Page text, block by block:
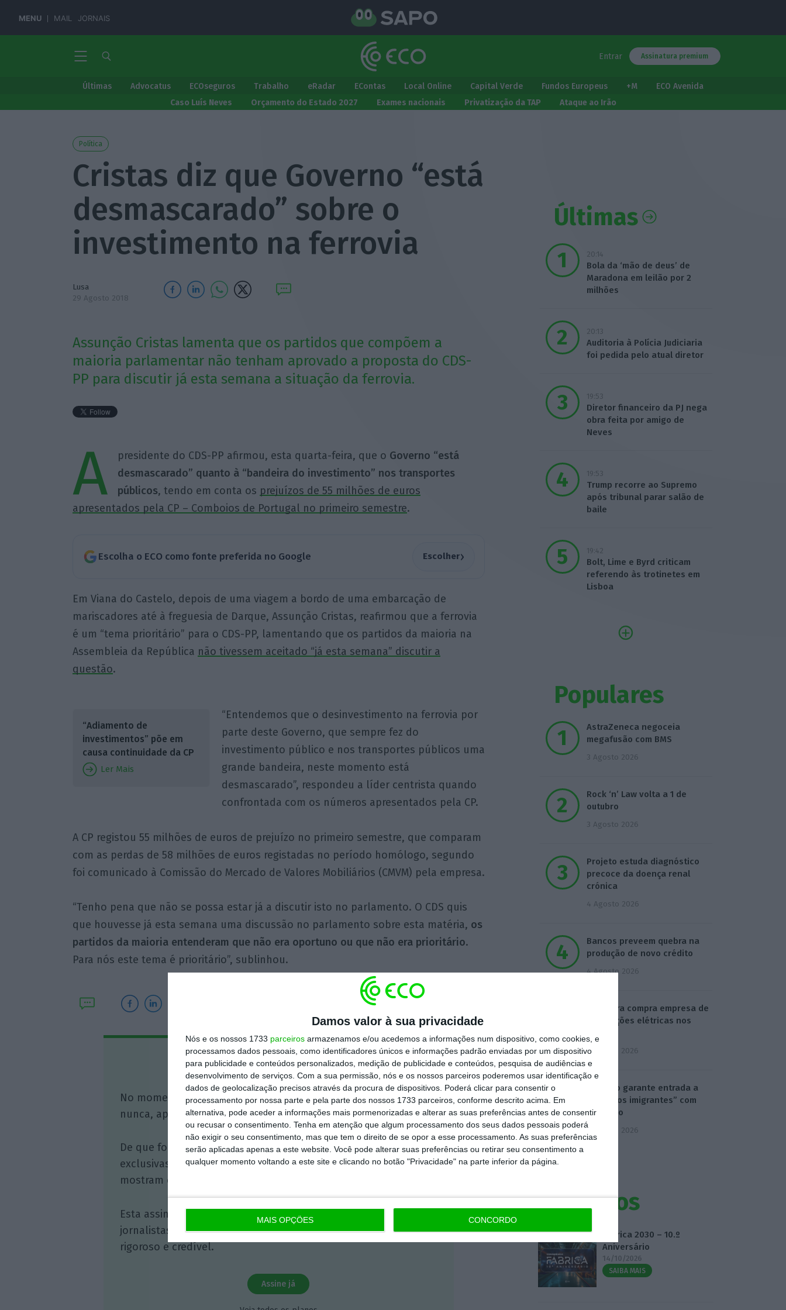
Damos valor à sua privacidade
Nós e os nossos 1733 parceiros armazenamos e/ou acedemos a informações num dispositivo, como cookies, e
processamos dados pessoais, como identificadores únicos e informações padrão enviadas por um dispositivo
para publicidade e conteúdos personalizados, medição de publicidade e conteúdos, pesquisa de audiências e
desenvolvimento de serviços. Com a sua permissão, nós e os nossos parceiros poderemos usar identificação e
dados de geolocalização precisos através da procura de dispositivos. Poderá clicar para consentir o
processamento por nossa parte e pela parte dos nossos 1733 parceiros, conforme descrito acima. Em
alternativa, pode aceder a informações mais pormenorizadas e alterar as suas preferências antes de consentir
ou recusar o consentimento. Tenha em atenção que algum processamento dos seus dados pessoais poderá
não exigir o seu consentimento, mas que tem o direito de se opor a esse processamento. As suas preferências
serão aplicadas apenas a este website. Você pode alterar suas preferências ou retirar seu consentimento a
qualquer momento voltando a este site e clicando no botão "Privacidade" na parte inferior da página.
MAIS OPÇÕES CONCORDO
MENU MAIL JORNAIS
Entrar Assinatura premium
Últimas Advocatus ECOseguros Trabalho eRadar EContas Local Online Capital Verde Fundos Europeus +M
ECO Avenida
Caso Luís Neves
Orçamento do Estado 2027 Exames nacionais Privatização da TAP Ataque ao Irão
Política
Cristas diz que Governo “está
desmascarado” sobre o
investimento na ferrovia
Lusa
29 Agosto 2018
Assunção Cristas lamenta que os partidos que compõem a
maioria parlamentar não tenham aprovado a proposta do CDS-
PP para discutir já esta semana a situação da ferrovia.
A presidente do CDS-PP afirmou, esta quarta-feira, que o Governo “está
desmascarado” quanto à “bandeira do investimento” nos transportes
públicos, tendo em conta os prejuízos de 55 milhões de euros
apresentados pela CP – Comboios de Portugal no primeiro semestre.
Escolha o ECO como fonte preferida no Google Escolher›
Em Viana do Castelo, depois de uma viagem a bordo de uma embarcação de
mariscadores até à freguesia de Darque, Assunção Cristas, reafirmou que a ferrovia
é um “tema prioritário” para o CDS-PP, lamentando que os partidos da maioria na
Assembleia da República não tivessem aceitado “já esta semana” discutir a
questão.
“Adiamento de
investimentos” põe em
causa continuidade da CP
Ler Mais
“Entendemos que o desinvestimento na ferrovia por
parte deste Governo, que sempre fez do
investimento público e nos transportes públicos uma
grande bandeira, neste momento está
desmascarado”, respondeu a líder centrista quando
confrontada com os números apresentados pela CP.
A CP registou 55 milhões de euros de prejuízo no primeiro semestre, que comparam
com as perdas de 58 milhões de euros registadas no período homólogo, segundo
foi comunicado à Comissão do Mercado de Valores Mobiliários (CMVM) pela empresa.
“Tenho pena que não se possa estar já a discutir isto no parlamento. O CDS quis
que houvesse já esta semana uma discussão no parlamento sobre esta matéria, os
partidos da maioria entenderam que não era oportuno ou que não era prioritário.
Para nós este tema é prioritário”, sublinhou.
Assine o ECO Premium
No momento em que a informação é mais importante do que
nunca, apoie o jornalismo independente e rigoroso.
De que forma? Assine o ECO Premium e tenha acesso a notícias
exclusivas, à opinião que conta, às reportagens e especiais que
mostram o outro lado da história.
Esta assinatura é uma forma de apoiar o ECO e os seus
jornalistas. A nossa contrapartida é o jornalismo independente,
rigoroso e credível.
Assine já
Últimas
20:14
Bola da ‘mão de deus’ de
Maradona em leilão por 2
milhões
20:13
Auditoria à Polícia Judiciaria
foi pedida pelo atual diretor
19:53
Diretor financeiro da PJ nega
obra feita por amigo de
Neves
19:53
Trump recorre ao Supremo
após tribunal parar salão de
baile
19:42
Bolt, Lime e Byrd criticam
referendo às trotinetes em
Lisboa
Populares
AstraZeneca negoceia
megafusão com BMS
3 Agosto 2026
Rock ‘n’ Law volta a 1 de
outubro
3 Agosto 2026
Projeto estuda diagnóstico
precoce da doença renal
crónica
4 Agosto 2026
Bancos preveem quebra na
produção de novo crédito
4 Agosto 2026
Visabeira compra empresa de
instalações elétricas nos
5 Agosto 2026
Ministro garante entrada a
“todos os imigrantes” com
emprego
5 Agosto 2026
Eventos
Fábrica 2030 – 10.º
Aniversário
14/10/2026
SAIBA MAIS